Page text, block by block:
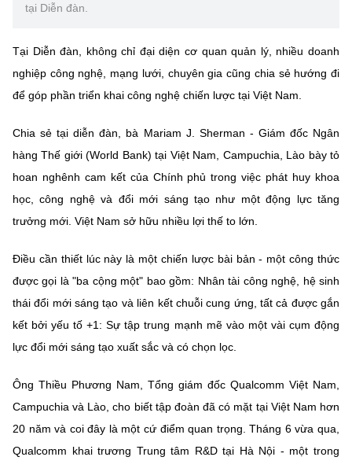
tại Diễn đàn.
Tại Diễn đàn, không chỉ đại diện cơ quan quản lý, nhiều doanh
nghiệp công nghệ, mạng lưới, chuyên gia cũng chia sẻ hướng đi
để góp phần triển khai công nghệ chiến lược tại Việt Nam.
Chia sẻ tại diễn đàn, bà Mariam J. Sherman - Giám đốc Ngân
hàng Thế giới (World Bank) tại Việt Nam, Campuchia, Lào bày tỏ
hoan nghênh cam kết của Chính phủ trong việc phát huy khoa
học, công nghệ và đổi mới sáng tạo như một động lực tăng
trưởng mới. Việt Nam sở hữu nhiều lợi thế to lớn.
Điều cần thiết lúc này là một chiến lược bài bản - một công thức
được gọi là "ba cộng một" bao gồm: Nhân tài công nghệ, hệ sinh
thái đổi mới sáng tạo và liên kết chuỗi cung ứng, tất cả được gắn
kết bởi yếu tố +1: Sự tập trung mạnh mẽ vào một vài cụm động
lực đổi mới sáng tạo xuất sắc và có chọn lọc.
Ông Thiều Phương Nam, Tổng giám đốc Qualcomm Việt Nam,
Campuchia và Lào, cho biết tập đoàn đã có mặt tại Việt Nam hơn
20 năm và coi đây là một cứ điểm quan trọng. Tháng 6 vừa qua,
Qualcomm khai trương Trung tâm R&D tại Hà Nội - một trong